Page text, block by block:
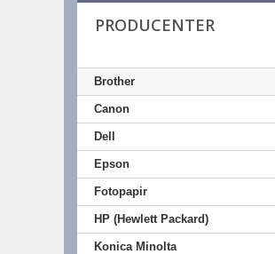
PRODUCENTER
Brother
Canon
Dell
Epson
Fotopapir
HP (Hewlett Packard)
Konica Minolta